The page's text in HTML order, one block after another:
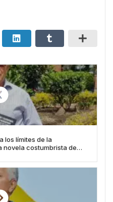
los límites de la
novela costumbrista de